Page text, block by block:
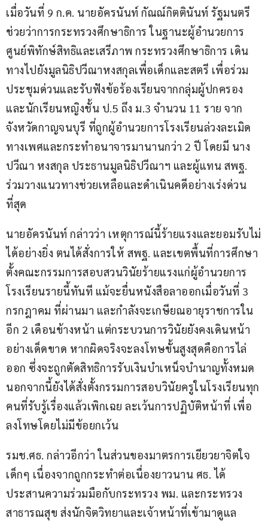
เมื่อวันที่ 9 ก.ค. นายอัครนันท์ กัณณ์กิตตินันท์ รัฐมนตรี
ช่วยว่าการกระทรวงศึกษาธิการ ในฐานะผู้อำนวยการ
ศูนย์พิทักษ์สิทธิและเสรีภาพ กระทรวงศึกษาธิการ เดิน
ทางไปยังมูลนิธิปวีณาหงสกุลเพื่อเด็กและสตรี เพื่อร่วม
ประชุมด่วนและรับฟังข้อร้องเรียนจากกลุ่มผู้ปกครอง
และนักเรียนหญิงชั้น ป.5 ถึง ม.3 จำนวน 11 ราย จาก
จังหวัดกาญจนบุรี ที่ถูกผู้อำนวยการโรงเรียนล่วงละเมิด
ทางเพศและกระทำอนาจารมานานกว่า 2 ปี โดยมี นาง
ปวีณา หงสกุล ประธานมูลนิธิปวีณาฯ และผู้แทน สพฐ.
ร่วมวางแนวทางช่วยเหลือและดำเนินคดีอย่างเร่งด่วน
ที่สุด
นายอัครนันท์ กล่าวว่า เหตุการณ์นี้ร้ายแรงและยอมรับไม่
ได้อย่างยิ่ง ตนได้สั่งการให้ สพฐ. และเขตพื้นที่การศึกษา
ตั้งคณะกรรมการสอบสวนวินัยร้ายแรงแก่ผู้อำนวยการ
โรงเรียนรายนี้ทันที แม้จะยื่นหนังสือลาออกเมื่อวันที่ 3
กรกฎาคม ที่ผ่านมา และกำลังจะเกษียณอายุราชการใน
อีก 2 เดือนข้างหน้า แต่กระบวนการวินัยยังคงเดินหน้า
อย่างเด็ดขาด หากผิดจริงจะลงโทษขั้นสูงสุดคือการไล่
ออก ซึ่งจะถูกตัดสิทธิการรับเงินบำเหน็จบำนาญทั้งหมด
นอกจากนี้ยังได้สั่งตั้งกรรมการสอบวินัยครูในโรงเรียนทุก
คนที่รับรู้เรื่องแล้วเพิกเฉย ละเว้นการปฏิบัติหน้าที่ เพื่อ
ลงโทษโดยไม่มีข้อยกเว้น
รมช.ศธ. กล่าวอีกว่า ในส่วนของมาตรการเยียวยาจิตใจ
เด็กๆ เนื่องจากถูกกระทำต่อเนื่องยาวนาน ศธ. ได้
ประสานความร่วมมือกับกระทรวง พม. และกระทรวง
สาธารณสุข ส่งนักจิตวิทยาและเจ้าหน้าที่เข้ามาดูแล